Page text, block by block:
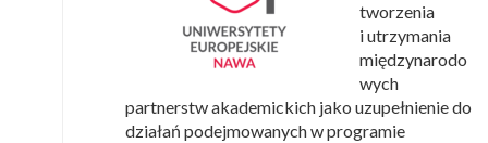
tworzenia
i utrzymania
międzynarodo
wych
partnerstw akademickich jako uzupełnienie do
działań podejmowanych w programie